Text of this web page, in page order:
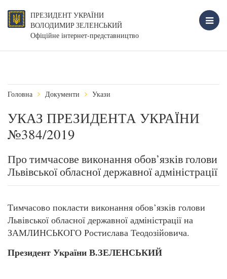
ПРЕЗИДЕНТ УКРАЇНИ
ВОЛОДИМИР ЗЕЛЕНСЬКИЙ
Офіційне інтернет-представництво
Головна Документи Укази
УКАЗ ПРЕЗИДЕНТА УКРАЇНИ
№384/2019
Про тимчасове виконання обов’язків голови
Львівської обласної державної адміністрації
Тимчасово покласти виконання обов’язків голови
Львівської обласної державної адміністрації на
ЗАМЛИНСЬКОГО Ростислава Теодозійовича.
Президент України В.ЗЕЛЕНСЬКИЙ